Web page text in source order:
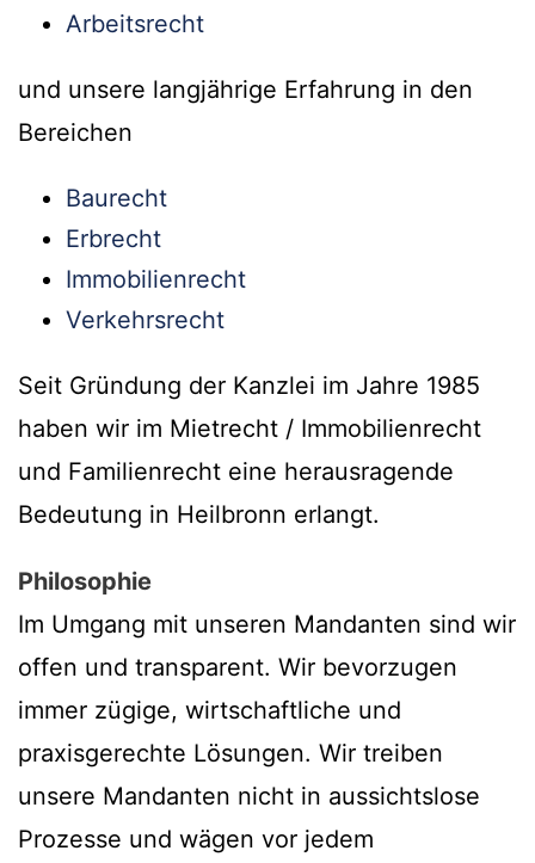
Arbeitsrecht
und unsere langjährige Erfahrung in den
Bereichen
Baurecht
Erbrecht
Immobilienrecht
Verkehrsrecht
Seit Gründung der Kanzlei im Jahre 1985
haben wir im Mietrecht / Immobilienrecht
und Familienrecht eine herausragende
Bedeutung in Heilbronn erlangt.
Philosophie
Im Umgang mit unseren Mandanten sind wir
offen und transparent. Wir bevorzugen
immer zügige, wirtschaftliche und
praxisgerechte Lösungen. Wir treiben
unsere Mandanten nicht in aussichtslose
Prozesse und wägen vor jedem